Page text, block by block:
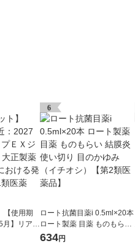
【使用期
月】リアッ
大正
6
ロート抗菌目薬i 0.5ml×20本
ロート製薬 目薬 ものもらい
結膜炎 使い切り 目のかゆみ
634円